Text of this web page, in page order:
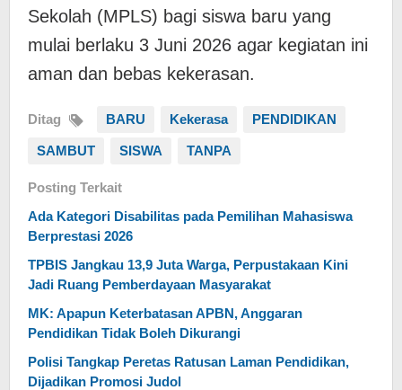
Sekolah (MPLS) bagi siswa baru yang
mulai berlaku 3 Juni 2026 agar kegiatan ini
aman dan bebas kekerasan.
Ditag BARU Kekerasa PENDIDIKAN
SAMBUT SISWA TANPA
Posting Terkait
Ada Kategori Disabilitas pada Pemilihan Mahasiswa
Berprestasi 2026
TPBIS Jangkau 13,9 Juta Warga, Perpustakaan Kini
Jadi Ruang Pemberdayaan Masyarakat
MK: Apapun Keterbatasan APBN, Anggaran
Pendidikan Tidak Boleh Dikurangi
Polisi Tangkap Peretas Ratusan Laman Pendidikan,
Dijadikan Promosi Judol